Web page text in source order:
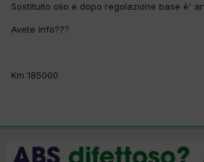
Sostituito olio e dopo regolazione base è'
Avete info???
Km 185000